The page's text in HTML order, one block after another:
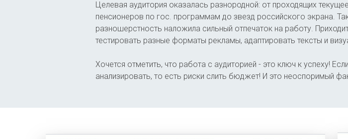
Целевая аудитория оказалась разнородной: от проходящих
пенсионеров по гос. программам до звезд российского экрана.
разношерстность наложила сильный отпечаток на работу.
тестировать разные форматы рекламы, адаптировать тексты и
Хочется отметить, что работа с аудиторией - это ключ к успеху!
анализировать, то есть риски слить бюджет! И это неоспоримый